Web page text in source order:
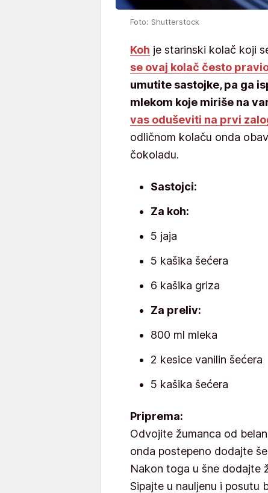
Foto: Shutterstock
Koh je starinski kolač koji
se ovaj kolač često
umutite sastojke, pa ga
mlekom koje miriše na
vas oduševiti na prvi
odličnom kolaču onda
čokoladu.
Sastojci:
Za koh:
5 jaja
5 kašika šećera
6 kašika griza
Za preliv:
800 ml mleka
2 kesice vanilin šećera
5 kašika šećera
Priprema:
Odvojite žumanca od
onda postepeno dodajte
Nakon toga u šne dodajte
Sipajte u nauljenu i posutu